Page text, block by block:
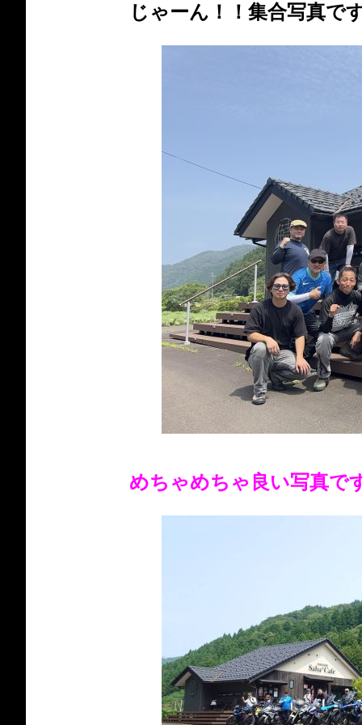
じゃーん！！集合写真で
めちゃめちゃ良い写真で